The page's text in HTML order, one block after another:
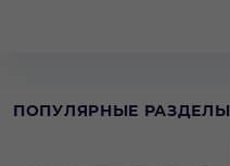
ПОПУЛЯРНЫЕ РАЗДЕЛЫ